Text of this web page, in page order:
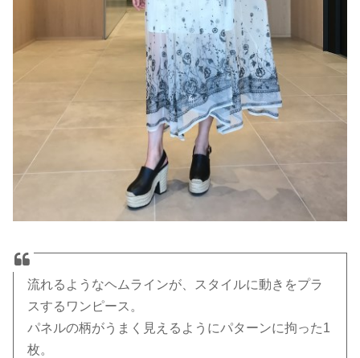
流れるようなヘムラインが、スタイルに動きをプラ
スするワンピース。
パネルの柄がうまく見えるようにパターンに拘った1
枚。